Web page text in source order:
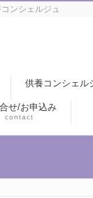
ンシェルジュ
供養コンシェル
せ/お申込み
contact